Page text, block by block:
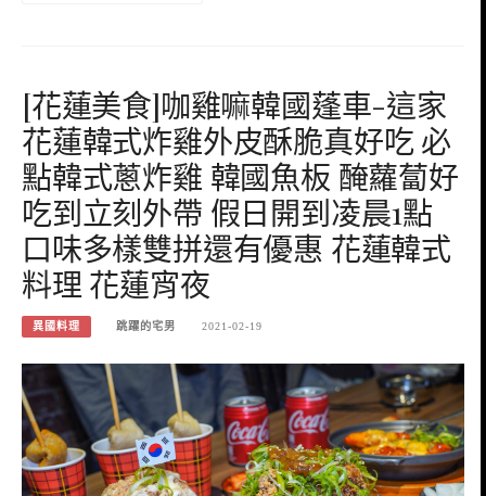
[花蓮美食]咖雞嘛韓國蓬車-這家
花蓮韓式炸雞外皮酥脆真好吃 必
點韓式蔥炸雞 韓國魚板 醃蘿蔔好
吃到立刻外帶 假日開到凌晨1點
口味多樣雙拼還有優惠 花蓮韓式
料理 花蓮宵夜
異國料理 跳躍的宅男 2021-02-19